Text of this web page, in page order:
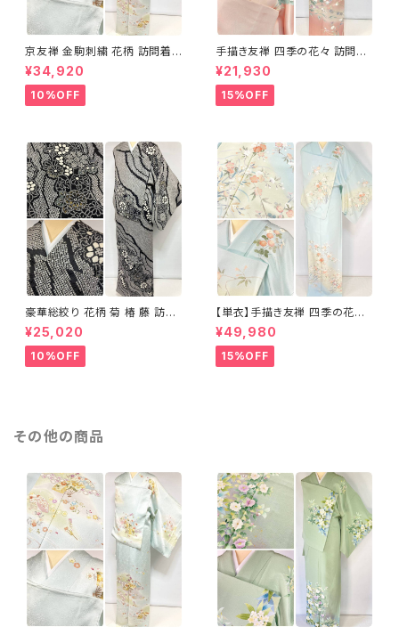
京友禅 金駒刺繍 花柄 訪問着
正絹 水色 黄緑 パステルカラー
アイスグリーン 1433
¥34,920
10%OFF
手描き友禅 四季の花々 訪問着
袷 正絹 サーモンピンク クリー
ム 白 桃花色 1434
¥21,930
15%OFF
豪華総絞り 花柄 菊 椿 藤 訪問
着 鹿の子絞り ラメ 正絹 黒 白
グレー 1435
¥25,020
10%OFF
【単衣】手描き友禅 四季の花々
正絹 訪問着 水色 黄緑 白 パス
テルカラー 1431
¥49,980
15%OFF
その他の商品